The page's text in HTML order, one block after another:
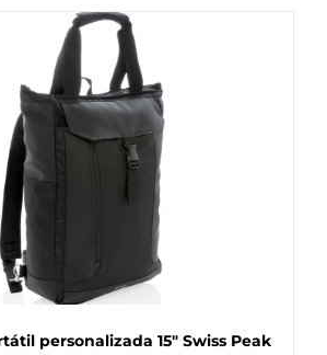
múltiples
variantes.
opciones
se
pueden
elegir
en
producto
personalizada 15″ Swiss Peak